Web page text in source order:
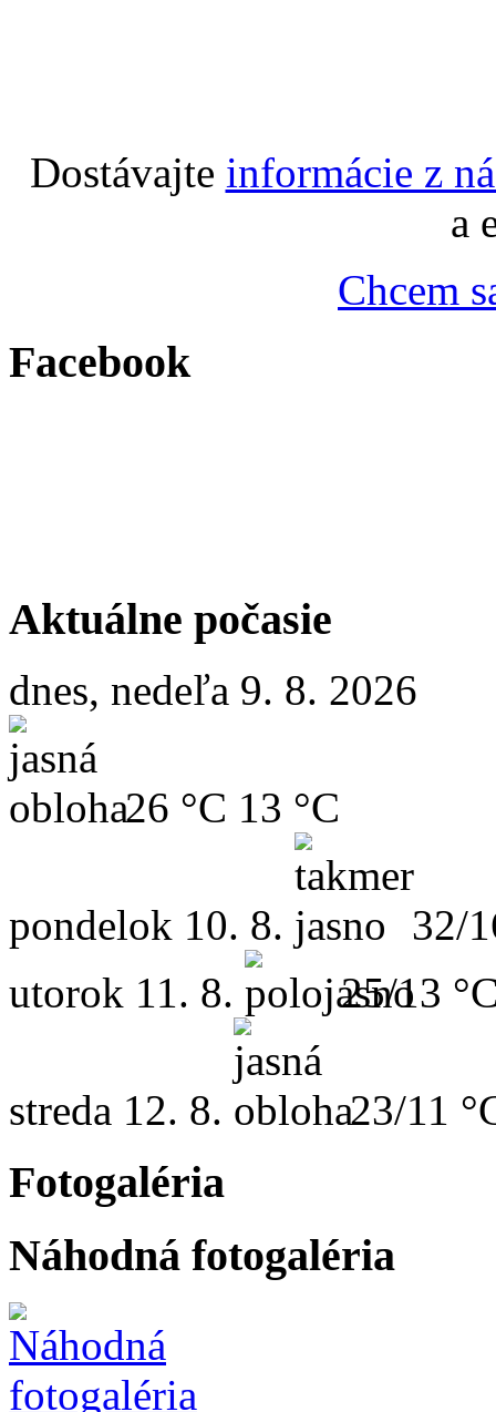
Dostávajte informácie z
a
Chcem
Facebook
Aktuálne počasie
dnes, nedeľa 9. 8. 2026
26 °C 13 °C
pondelok 10. 8.
32/
utorok 11. 8. 25/13
streda 12. 8. 23/11
Fotogaléria
Náhodná fotogaléria